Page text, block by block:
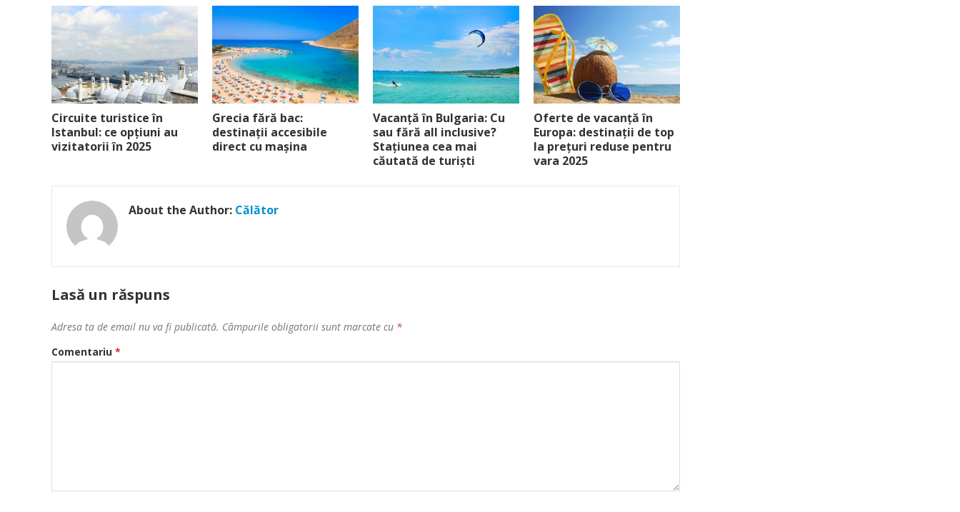
Circuite turistice în
Istanbul: ce opțiuni au
vizitatorii în 2025
Grecia fără bac:
destinații accesibile
direct cu mașina
Vacanță în Bulgaria: Cu
sau fără all inclusive?
Stațiunea cea mai
căutată de turiști
Oferte de vacanță în
Europa: destinații de top
la prețuri reduse pentru
vara 2025
About the Author: Călător
Lasă un răspuns
Adresa ta de email nu va fi publicată. Câmpurile obligatorii sunt marcate cu *
Comentariu *